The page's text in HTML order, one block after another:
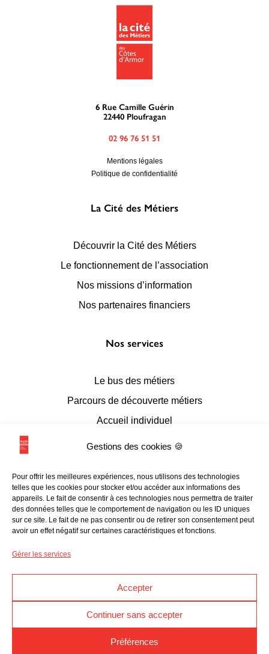
Gestions des cookies 🍪
Pour offrir les meilleures expériences, nous utilisons des technologies
telles que les cookies pour stocker et/ou accéder aux informations des
appareils. Le fait de consentir à ces technologies nous permettra de traiter
des données telles que le comportement de navigation ou les ID uniques
sur ce site. Le fait de ne pas consentir ou de retirer son consentement peut
avoir un effet négatif sur certaines caractéristiques et fonctions.
Gérer les services
Accepter
Continuer sans accepter
Préférences
6 Rue Camille Guérin
22440 Ploufragan
02 96 76 51 51
Mentions légales
Politique de confidentialité
La Cité des Métiers
Découvrir la Cité des Métiers
Le fonctionnement de l’association
Nos missions d’information
Nos partenaires financiers
Nos services
Le bus des métiers
Parcours de découverte métiers
Accueil individuel
Accueil en conseil numérique
Espace documentaire et multimédia
L’accessibilité
Les liens utiles
Programmation
Ressources en ligne
Kit médias